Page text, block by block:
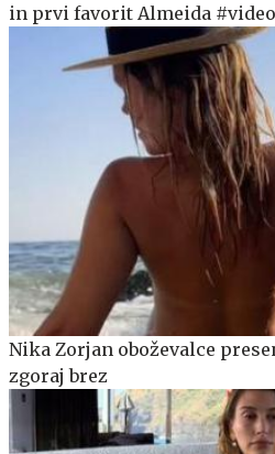
in prvi favorit Almeida #video
Nika Zorjan oboževalce
zgoraj brez